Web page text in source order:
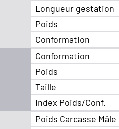
Longueur gestation
Poids
Conformation
Conformation
Poids
Taille
Index Poids/Conf.
Poids Carcasse Mâle